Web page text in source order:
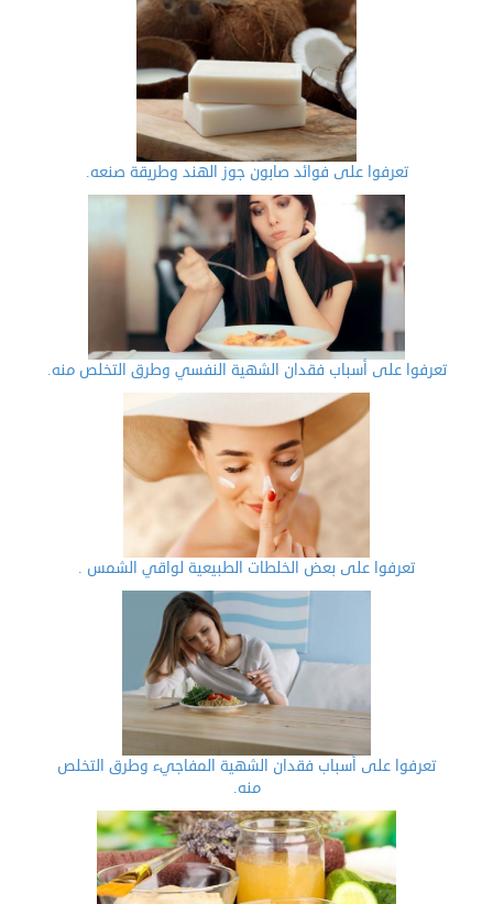
تعرفوا على فوائد صابون جوز الهند وطريقة صنعه.
تعرفوا على أسباب فقدان الشهية النفسي وطرق التخلص منه.
تعرفوا على بعض الخلطات الطبيعية لواقي الشمس .
تعرفوا على أسباب فقدان الشهية المفاجيء وطرق التخلص
منه.